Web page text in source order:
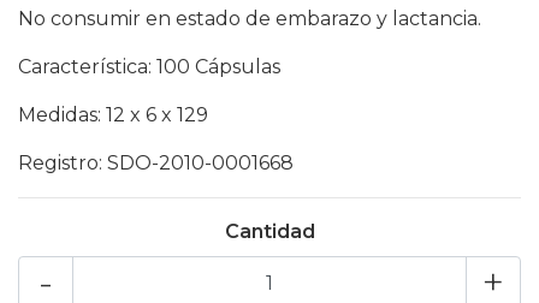
No consumir en estado de embarazo y lactancia.
Característica: 100 Cápsulas
Medidas: 12 x 6 x 129
Registro: SDO-2010-0001668
Cantidad
+
-